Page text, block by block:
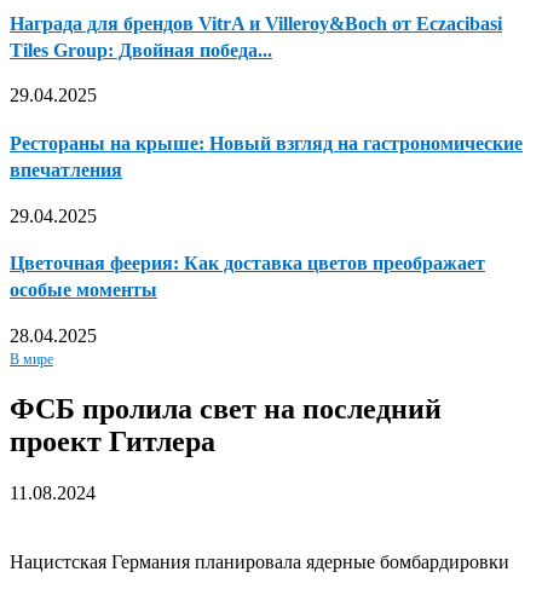
Награда для брендов VitrA и Villeroy&Boch от Eczacibasi
Tiles Group: Двойная победа...
29.04.2025
Рестораны на крыше: Новый взгляд на гастрономические
впечатления
29.04.2025
Цветочная феерия: Как доставка цветов преображает
особые моменты
28.04.2025
В мире
ФСБ пролила свет на последний
проект Гитлера
11.08.2024
Нацистская Германия планировала ядерные бомбардировки